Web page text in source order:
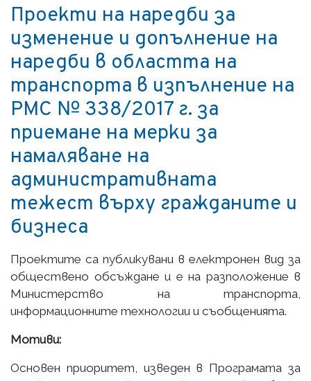
Проекти на наредби за
изменение и допълнение на
наредби в областта на
транспорта в изпълнение на
РМС № 338/2017 г. за
приемане на мерки за
намаляване на
административната
тежест върху гражданите и
бизнеса
Проектите са публикувани в електронен вид за
обществено обсъждане и е на разположение в
Министерство на транспорта,
информационните технологии и съобщенията.
Мотиви:
Основен приоритет, изведен в Програмата за